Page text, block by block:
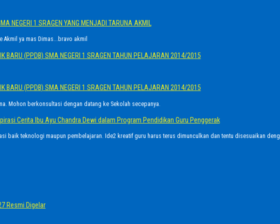
NEGERI 1 SRAGEN YANG MENJADI TARUNA AKMIL
ya mas Dimas...bravo akmil
BARU (PPDB) SMA NEGERI 1 SRAGEN TAHUN PELAJARAN 2014/2015
BARU (PPDB) SMA NEGERI 1 SRAGEN TAHUN PELAJARAN 2014/2015
Mohon berkonsultasi dengan datang ke Sekolah secepanya.
Cerita Ibu Ayu Chandra Dewi dalam Program Pendidikan Guru Penggerak
baik teknologi maupun pembelajaran. Ide2 kreatif guru harus terus dimunculkan dan tentu disesuaikan
Resmi Digelar